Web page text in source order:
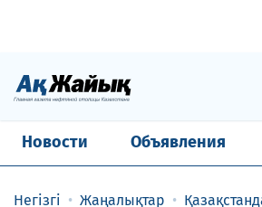
Новости Объявления
Негізгі Жаңалықтар